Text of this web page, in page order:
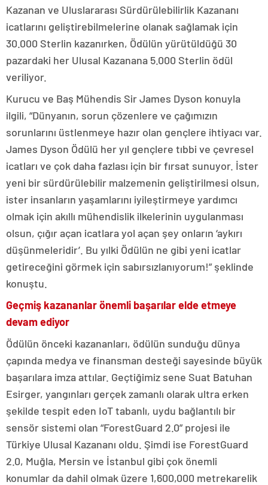
Kazanan ve Uluslararası Sürdürülebilirlik Kazananı
icatlarını geliştirebilmelerine olanak sağlamak için
30.000 Sterlin kazanırken, Ödülün yürütüldüğü 30
pazardaki her Ulusal Kazanana 5.000 Sterlin ödül
veriliyor.
Kurucu ve Baş Mühendis Sir James Dyson konuyla
ilgili, “Dünyanın, sorun çözenlere ve çağımızın
sorunlarını üstlenmeye hazır olan gençlere ihtiyacı var.
James Dyson Ödülü her yıl gençlere tıbbi ve çevresel
icatları ve çok daha fazlası için bir fırsat sunuyor. İster
yeni bir sürdürülebilir malzemenin geliştirilmesi olsun,
ister insanların yaşamlarını iyileştirmeye yardımcı
olmak için akıllı mühendislik ilkelerinin uygulanması
olsun, çığır açan icatlara yol açan şey onların ‘aykırı
düşünmeleridir’. Bu yılki Ödülün ne gibi yeni icatlar
getireceğini görmek için sabırsızlanıyorum!” şeklinde
konuştu.
Geçmiş kazananlar önemli başarılar elde etmeye
devam ediyor
Ödülün önceki kazananları, ödülün sunduğu dünya
çapında medya ve finansman desteği sayesinde büyük
başarılara imza attılar. Geçtiğimiz sene Suat Batuhan
Esirger, yangınları gerçek zamanlı olarak ultra erken
şekilde tespit eden IoT tabanlı, uydu bağlantılı bir
sensör sistemi olan “ForestGuard 2.0” projesi ile
Türkiye Ulusal Kazananı oldu. Şimdi ise ForestGuard
2.0, Muğla, Mersin ve İstanbul gibi çok önemli
konumlar da dahil olmak üzere 1,600,000 metrekarelik